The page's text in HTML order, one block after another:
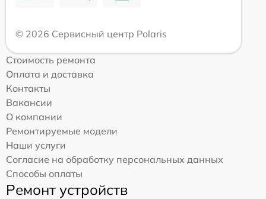
© 2026 Сервисный центр Polaris
Стоимость ремонта
Оплата и доставка
Контакты
Вакансии
О компании
Ремонтируемые модели
Наши услуги
Согласие на обработку персональных данных
Способы оплаты
Ремонт устройств